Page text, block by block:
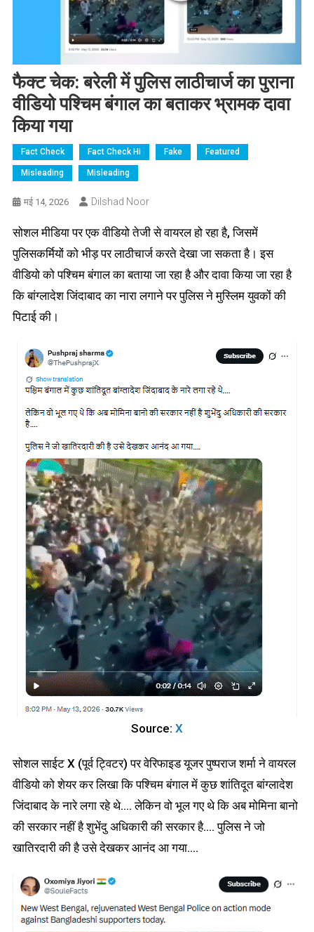
फैक्ट चेक: बरेली में पुलिस लाठीचार्ज का पुराना
वीडियो पश्चिम बंगाल का बताकर भ्रामक दावा
किया गया
Fact Check Fact Check Hi Fake Featured
Misleading Misleading
मई 14, 2026 Dilshad Noor
सोशल मीडिया पर एक वीडियो तेजी से वायरल हो रहा है, जिसमें
पुलिसकर्मियों को भीड़ पर लाठीचार्ज करते देखा जा सकता है। इस
वीडियो को पश्चिम बंगाल का बताया जा रहा है और दावा किया जा रहा है
कि बांग्लादेश जिंदाबाद का नारा लगाने पर पुलिस ने मुस्लिम युवकों की
पिटाई की।
Source: X
सोशल साईट X (पूर्व ट्विटर) पर वेरिफाइड यूजर पुष्पराज शर्मा ने वायरल
वीडियो को शेयर कर लिखा कि पश्चिम बंगाल में कुछ शांतिदूत बांग्लादेश
जिंदाबाद के नारे लगा रहे थे…. लेकिन वो भूल गए थे कि अब मोमिना बानो
की सरकार नहीं है शुभेंदु अधिकारी की सरकार है…. पुलिस ने जो
खातिरदारी की है उसे देखकर आनंद आ गया.…